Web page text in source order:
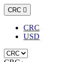
CRC 
CRC
USD